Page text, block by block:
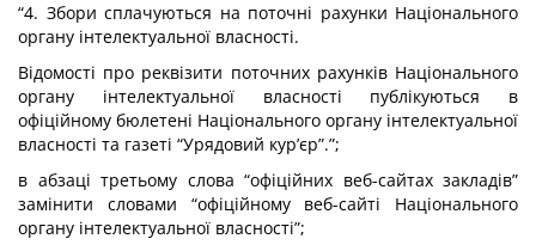
“4. Збори сплачуються на поточні рахунки Національного
органу інтелектуальної власності.
Відомості про реквізити поточних рахунків Національного
органу інтелектуальної власності публікуються в
офіційному бюлетені Національного органу інтелектуальної
власності та газеті “Урядовий кур’єр”.”;
в абзаці третьому слова “офіційних веб-сайтах закладів”
замінити словами “офіційному веб-сайті Національного
органу інтелектуальної власності”;